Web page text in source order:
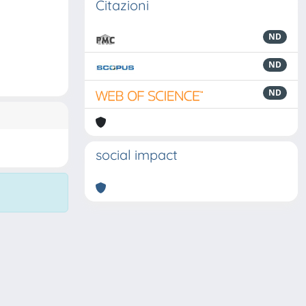
Citazioni
ND
ND
ND
social impact